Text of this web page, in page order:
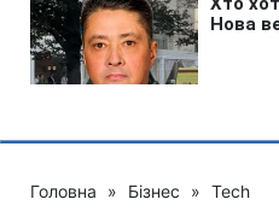
Головна » Бізнес » Tech